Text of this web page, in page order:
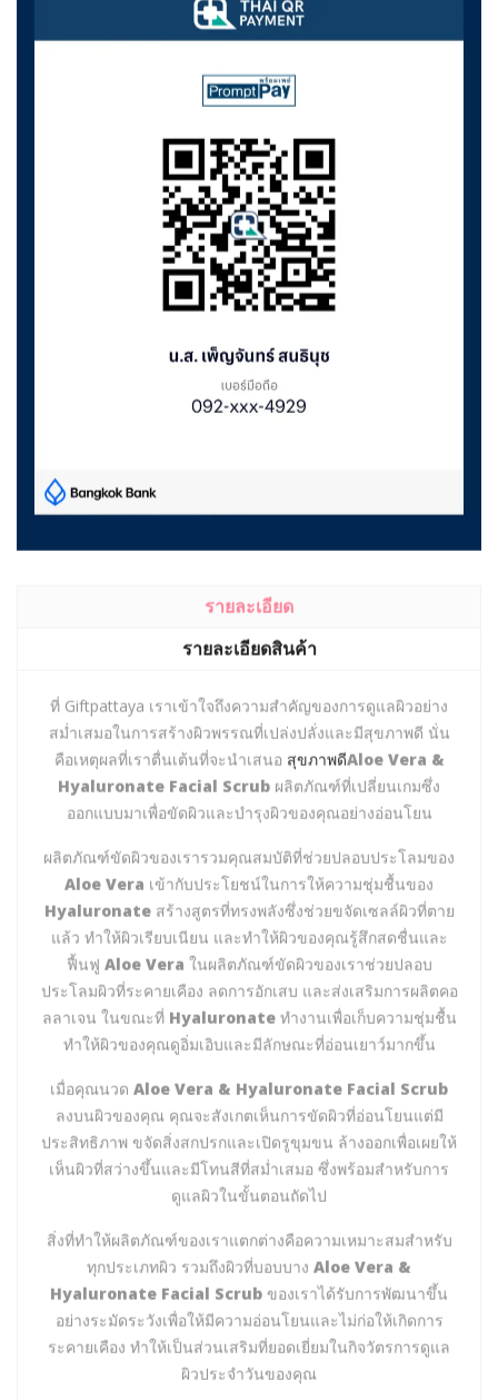
รายละเอียด
รายละเอียดสินค้า
ที่ Giftpattaya เราเข้าใจถึงความสำคัญของการดูแลผิวอย่าง
สม่ำเสมอในการสร้างผิวพรรณที่เปล่งปลั่งและมีสุขภาพดี นั่น
คือเหตุผลที่เราตื่นเต้นที่จะนำเสนอ สุขภาพดีAloe Vera &
Hyaluronate Facial Scrub ผลิตภัณฑ์ที่เปลี่ยนเกมซึ่ง
ออกแบบมาเพื่อขัดผิวและบำรุงผิวของคุณอย่างอ่อนโยน
ผลิตภัณฑ์ขัดผิวของเรารวมคุณสมบัติที่ช่วยปลอบประโลมของ
Aloe Vera เข้ากับประโยชน์ในการให้ความชุ่มชื้นของ
Hyaluronate สร้างสูตรที่ทรงพลังซึ่งช่วยขจัดเซลล์ผิวที่ตาย
แล้ว ทำให้ผิวเรียบเนียน และทำให้ผิวของคุณรู้สึกสดชื่นและ
ฟื้นฟู Aloe Vera ในผลิตภัณฑ์ขัดผิวของเราช่วยปลอบ
ประโลมผิวที่ระคายเคือง ลดการอักเสบ และส่งเสริมการผลิตคอ
ลลาเจน ในขณะที่ Hyaluronate ทำงานเพื่อเก็บความชุ่มชื้น
ทำให้ผิวของคุณดูอิ่มเอิบและมีลักษณะที่อ่อนเยาว์มากขึ้น
เมื่อคุณนวด Aloe Vera & Hyaluronate Facial Scrub
ลงบนผิวของคุณ คุณจะสังเกตเห็นการขัดผิวที่อ่อนโยนแต่มี
ประสิทธิภาพ ขจัดสิ่งสกปรกและเปิดรูขุมขน ล้างออกเพื่อเผยให้
เห็นผิวที่สว่างขึ้นและมีโทนสีที่สม่ำเสมอ ซึ่งพร้อมสำหรับการ
ดูแลผิวในขั้นตอนถัดไป
สิ่งที่ทำให้ผลิตภัณฑ์ของเราแตกต่างคือความเหมาะสมสำหรับ
ทุกประเภทผิว รวมถึงผิวที่บอบบาง Aloe Vera &
Hyaluronate Facial Scrub ของเราได้รับการพัฒนาขึ้น
อย่างระมัดระวังเพื่อให้มีความอ่อนโยนและไม่ก่อให้เกิดการ
ระคายเคือง ทำให้เป็นส่วนเสริมที่ยอดเยี่ยมในกิจวัตรการดูแล
ผิวประจำวันของคุณ